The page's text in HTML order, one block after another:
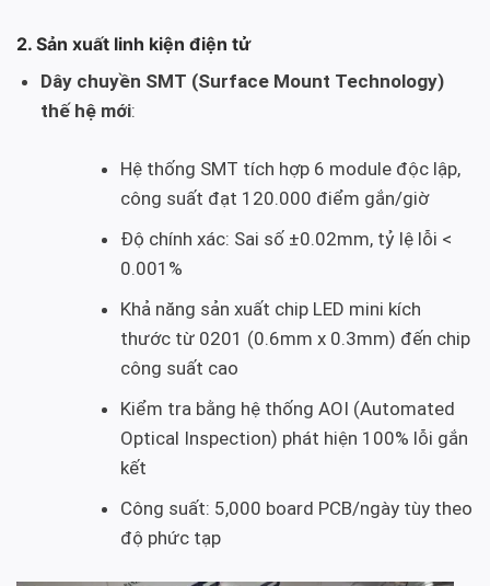
2. Sản xuất linh kiện điện tử
Dây chuyền SMT (Surface Mount Technology)
thế hệ mới:
Hệ thống SMT tích hợp 6 module độc lập,
công suất đạt 120.000 điểm gắn/giờ
Độ chính xác: Sai số ±0.02mm, tỷ lệ lỗi <
0.001%
Khả năng sản xuất chip LED mini kích
thước từ 0201 (0.6mm x 0.3mm) đến chip
công suất cao
Kiểm tra bằng hệ thống AOI (Automated
Optical Inspection) phát hiện 100% lỗi gắn
kết
Công suất: 5,000 board PCB/ngày tùy theo
độ phức tạp